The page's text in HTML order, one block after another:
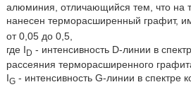
алюминия, отличающийся тем, что на
нанесен терморасширенный графит,
от 0,05 до 0,5,
где ID - интенсивность D-линии в
рассеяния терморасширенного
IG- интенсивность G-линии в спектре